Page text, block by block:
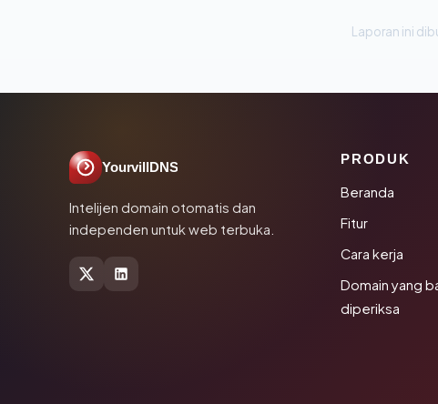
Laporan ini
YourvillDNS
Intelijen domain otomatis dan
independen untuk web terbuka.
PRODUK
Beranda
Fitur
Cara kerja
Domain yang
diperiksa